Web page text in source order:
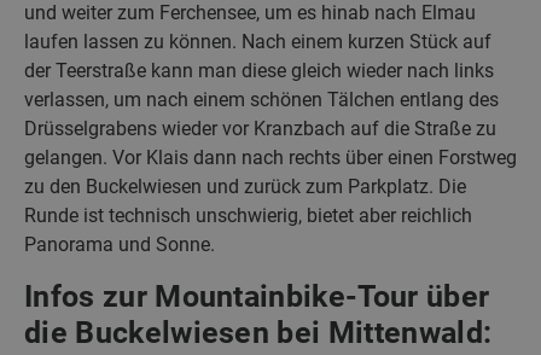
und weiter zum Ferchensee, um es hinab nach Elmau
laufen lassen zu können. Nach einem kurzen Stück auf
der Teerstraße kann man diese gleich wieder nach links
verlassen, um nach einem schönen Tälchen entlang des
Drüsselgrabens wieder vor Kranzbach auf die Straße zu
gelangen. Vor Klais dann nach rechts über einen Forstweg
zu den Buckelwiesen und zurück zum Parkplatz. Die
Runde ist technisch unschwierig, bietet aber reichlich
Panorama und Sonne.
Infos zur Mountainbike-Tour über
die Buckelwiesen bei Mittenwald: